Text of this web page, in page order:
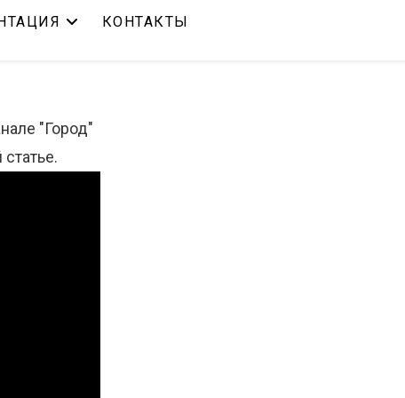
КОНТАКТЫ
"Город"